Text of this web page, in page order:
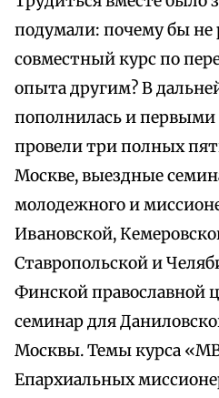
подумали: почему бы не
совместный курс по
опыта другим? В
пополнилась и
провели три полных
Москве, выездные
молодежного и
Ивановской,
Ставропольской и
Финской православной
семинар для
Москвы. Темы курса
Епархиальных